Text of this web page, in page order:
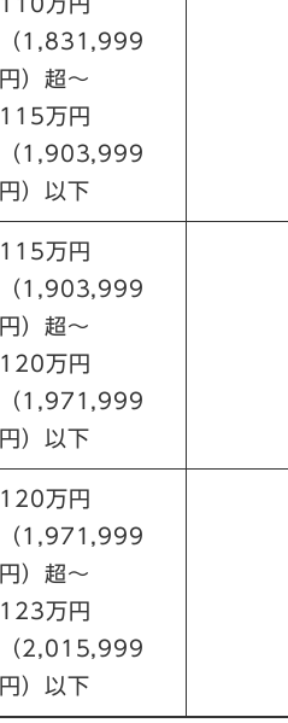
（1,831,999
円）超～
115万円
（1,903,999
円）以下
115万円
（1,903,999
円）超～
120万円
（1,971,999
円）以下
120万円
（1,971,999
円）超～
123万円
（2,015,999
円）以下